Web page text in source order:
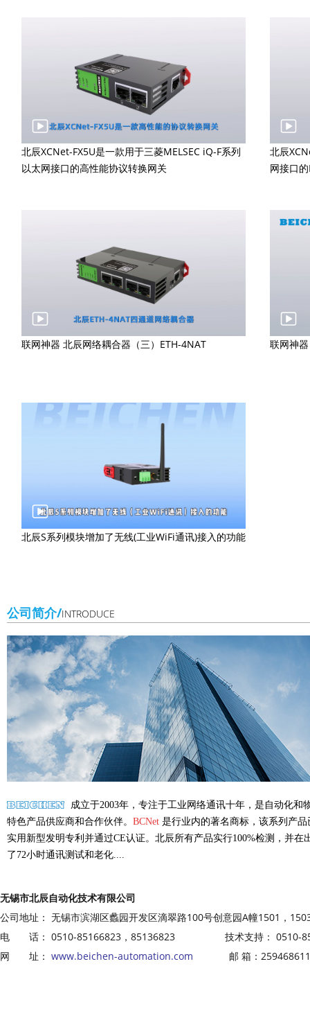
北辰XCNet-FX5U是一款用于三菱MELSEC iQ-F系列
以太网接口的高性能协议转换网关
北辰
网接口
联网神器 北辰网络耦合器（三）ETH-4NAT 联网神
北辰S系列模块增加了无线(工业WiFi通讯)接入的功能
公司简介/INTRODUCE
成立于2003年，专注于工业网络通讯十年，是自动化和
特色产品供应商和合作伙伴。 BCNet 是行业内的著名商标，该系列产品
实用新型发明专利并通过CE认证。北辰所有产品实行100%检测，并在
了72小时通讯测试和老化....
无锡市北辰自动化技术有限公司
公司地址： 无锡市滨湖区蠡园开发区滴翠路100号创意园A幢1501，
电 话： 0510-85166823，85136823 技术支持： 0510-
网 址： www.beichen-automation.com 邮 箱：